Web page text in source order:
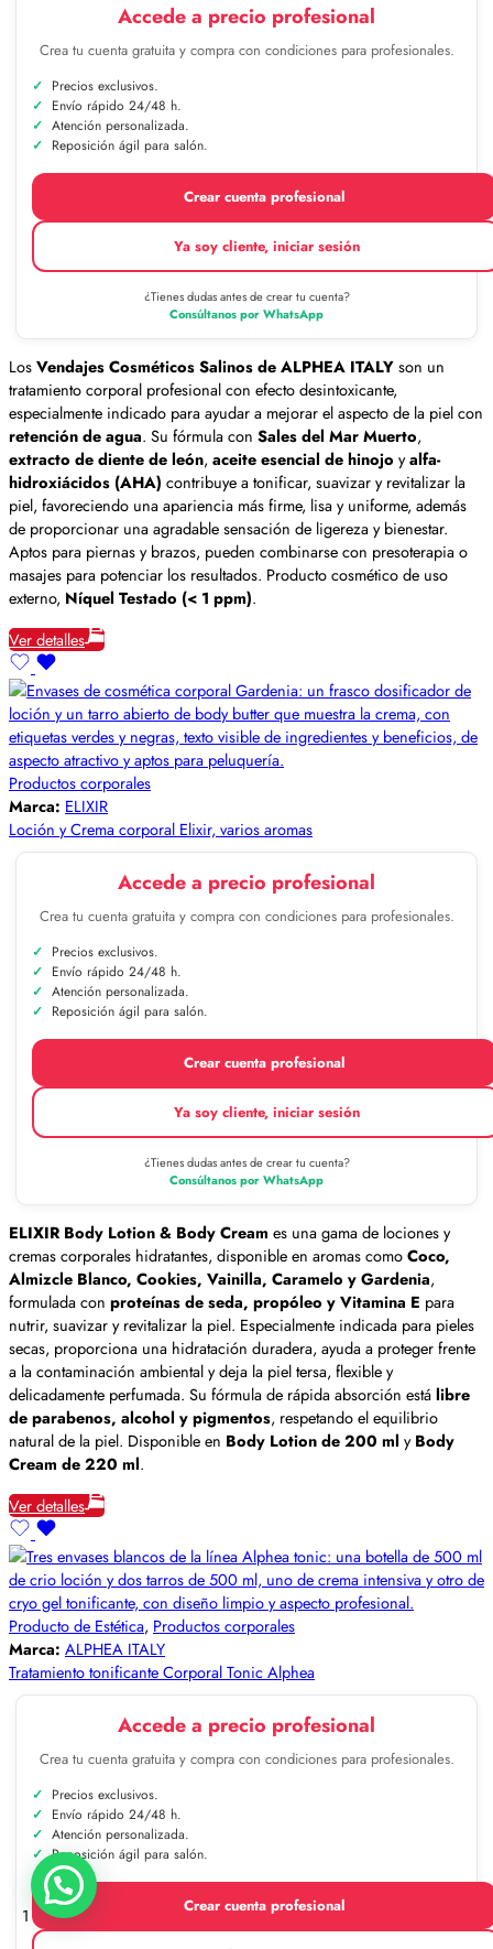
Accede a precio profesional
Crea tu cuenta gratuita y compra con condiciones para profesionales.
Precios exclusivos.
Envío rápido 24/48 h.
Atención personalizada.
Reposición ágil para salón.
Crear cuenta profesional
Ya soy cliente, iniciar sesión
¿Tienes dudas antes de crear tu cuenta?
Consúltanos por WhatsApp
LosVendajes Cosméticos Salinos de ALPHEA ITALYson un
tratamiento corporal profesional con efecto desintoxicante,
especialmente indicado para ayudar a mejorar el aspecto de la piel con
retención de agua. Su fórmula con Sales del Mar Muerto,
extracto de diente de león, aceite esencial de hinojo yalfa-
hidroxiácidos (AHA) contribuye a tonificar, suavizar y revitalizar la
piel, favoreciendo una apariencia más firme, lisa y uniforme, además
de proporcionar una agradable sensación de ligereza y bienestar.
Aptos para piernas y brazos, pueden combinarse con presoterapia o
masajes para potenciar los resultados. Producto cosmético de uso
externo, Níquel Testado (< 1 ppm).
Ver detalles
Productos corporales
Marca: ELIXIR
Loción y Crema corporal Elixir, varios aromas
Accede a precio profesional
Crea tu cuenta gratuita y compra con condiciones para profesionales.
Precios exclusivos.
Envío rápido 24/48 h.
Atención personalizada.
Reposición ágil para salón.
Crear cuenta profesional
Ya soy cliente, iniciar sesión
¿Tienes dudas antes de crear tu cuenta?
Consúltanos por WhatsApp
ELIXIR Body Lotion & Body Cream es una gama de lociones y
cremas corporales hidratantes, disponible en aromas comoCoco,
Almizcle Blanco, Cookies, Vainilla, Caramelo y Gardenia,
formulada con proteínas de seda, propóleo y Vitamina E para
nutrir, suavizar y revitalizar la piel. Especialmente indicada para pieles
secas, proporciona una hidratación duradera, ayuda a proteger frente
a la contaminación ambiental y deja la piel tersa, flexible y
delicadamente perfumada. Su fórmula de rápida absorción estálibre
de parabenos, alcohol y pigmentos, respetando el equilibrio
natural de la piel. Disponible en Body Lotion de 200 ml yBody
Cream de 220 ml.
Ver detalles
Producto de Estética, Productos corporales
Marca: ALPHEA ITALY
Tratamiento tonificante Corporal Tonic Alphea
Accede a precio profesional
Crea tu cuenta gratuita y compra con condiciones para profesionales.
Precios exclusivos.
Envío rápido 24/48 h.
Atención personalizada.
Reposición ágil para salón.
Crear cuenta profesional
1